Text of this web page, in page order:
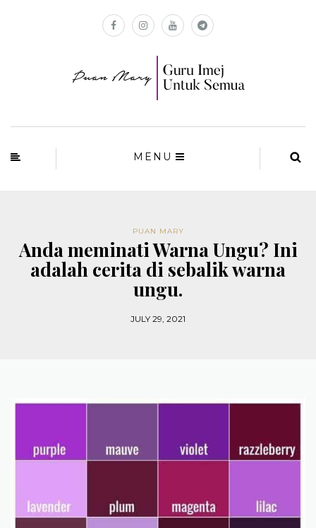
MENU
PUAN MARY
Anda meminati Warna Ungu? Ini
adalah cerita di sebalik warna
ungu.
JULY 29, 2021